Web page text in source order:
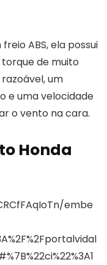
ABS, ela possui
de muito
um
e uma velocidade
o vento na cara.
Honda
embe